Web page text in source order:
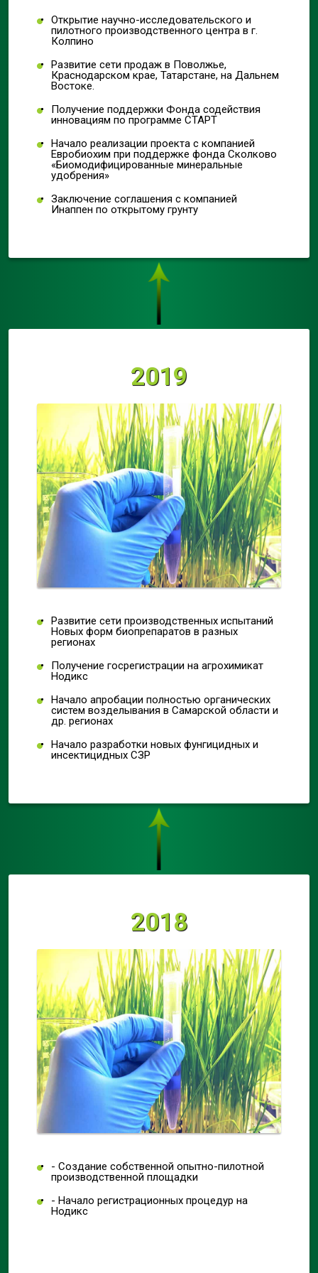
Открытие научно-исследовательского и
пилотного производственного центра в г.
Колпино
Развитие сети продаж в Поволжье,
Краснодарском крае, Татарстане, на Дальнем
Востоке.
Получение поддержки Фонда содействия
инновациям по программе СТАРТ
Начало реализации проекта с компанией
Евробиохим при поддержке фонда Сколково
«Биомодифицированные минеральные
удобрения»
Заключение соглашения с компанией
Инаппен по открытому грунту
2019
Развитие сети производственных испытаний
Новых форм биопрепаратов в разных
регионах
Получение госрегистрации на агрохимикат
Нодикс
Начало апробации полностью органических
систем возделывания в Самарской области и
др. регионах
Начало разработки новых фунгицидных и
инсектицидных СЗР
2018
- Создание собственной опытно-пилотной
производственной площадки
- Начало регистрационных процедур на
Нодикс